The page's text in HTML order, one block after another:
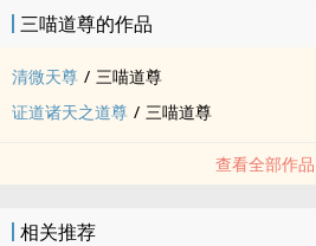
三喵道尊的作品
清微天尊 / 三喵道尊
证道诸天之道尊 / 三喵道尊
查看全部作品
相关推荐